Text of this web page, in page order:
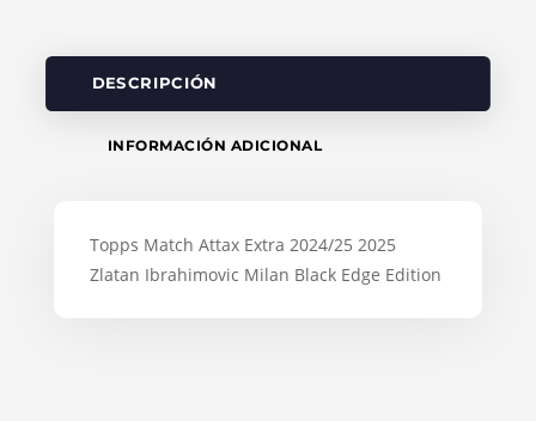
DESCRIPCIÓN
INFORMACIÓN ADICIONAL
Topps Match Attax Extra 2024/25 2025
Zlatan Ibrahimovic Milan Black Edge Edition